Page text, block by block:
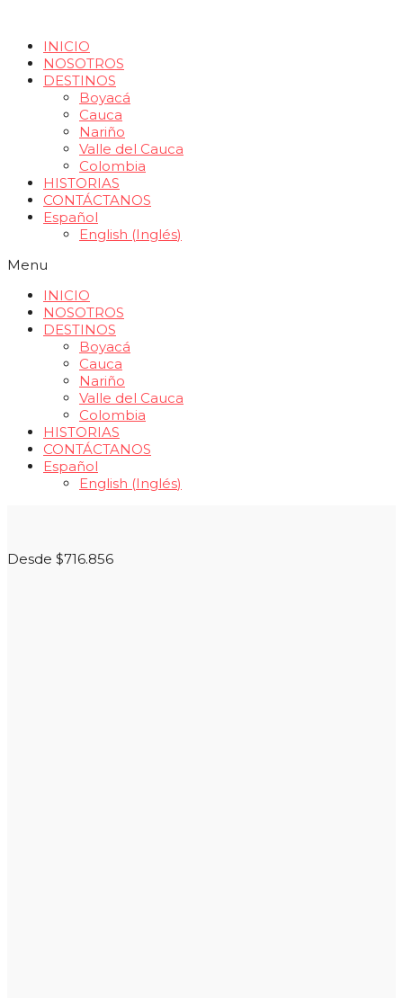
INICIO
NOSOTROS
DESTINOS
Boyacá
Cauca
Nariño
Valle del Cauca
Colombia
HISTORIAS
CONTÁCTANOS
Español
English (Inglés)
Menu
INICIO
NOSOTROS
DESTINOS
Boyacá
Cauca
Nariño
Valle del Cauca
Colombia
HISTORIAS
CONTÁCTANOS
Español
English (Inglés)
Desde $716.856